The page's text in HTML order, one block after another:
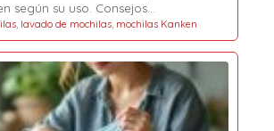
según su uso. Consejos…
, lavado de mochilas, mochilas Kanken